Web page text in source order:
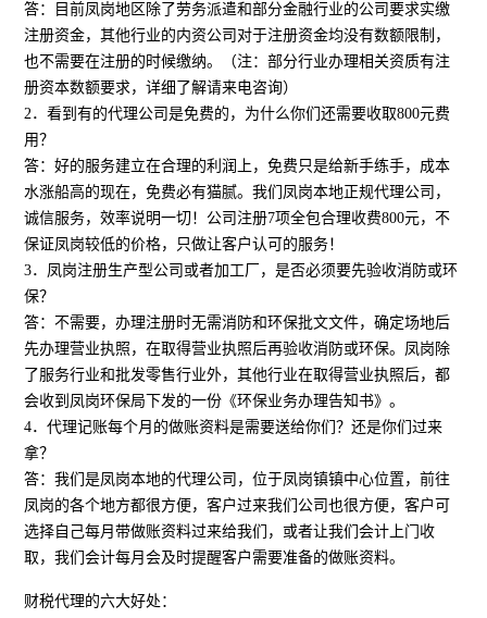
答：目前凤岗地区除了劳务派遣和部分金融行业的公司要求实缴
注册资金，其他行业的内资公司对于注册资金均没有数额限制，
也不需要在注册的时候缴纳。（注：部分行业办理相关资质有注
册资本数额要求，详细了解请来电咨询）
2．看到有的代理公司是免费的，为什么你们还需要收取800元费
用？
答：好的服务建立在合理的利润上，免费只是给新手练手，成本
水涨船高的现在，免费必有猫腻。我们凤岗本地正规代理公司，
诚信服务，效率说明一切！公司注册7项全包合理收费800元，不
保证凤岗较低的价格，只做让客户认可的服务！
3．凤岗注册生产型公司或者加工厂，是否必须要先验收消防或环
保？
答：不需要，办理注册时无需消防和环保批文文件，确定场地后
先办理营业执照，在取得营业执照后再验收消防或环保。凤岗除
了服务行业和批发零售行业外，其他行业在取得营业执照后，都
会收到凤岗环保局下发的一份《环保业务办理告知书》。
4．代理记账每个月的做账资料是需要送给你们？还是你们过来
拿？
答：我们是凤岗本地的代理公司，位于凤岗镇镇中心位置，前往
凤岗的各个地方都很方便，客户过来我们公司也很方便，客户可
选择自己每月带做账资料过来给我们，或者让我们会计上门收
取，我们会计每月会及时提醒客户需要准备的做账资料。
财税代理的六大好处：